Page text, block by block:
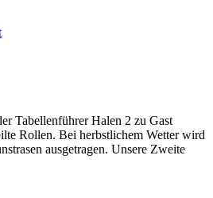
Tabellenführer Halen 2 zu Gast
Rollen. Bei herbstlichem Wetter wird
ausgetragen. Unsere Zweite